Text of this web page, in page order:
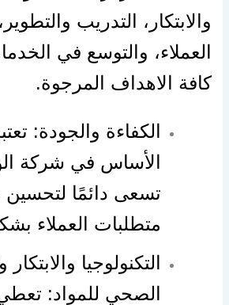
والابتكار، التدريب
العملاء، والتوسع في
كافة الاهداف المرجوة.
الكفاءة والجودة:
الأساس في شركة
تسعى دائمًا لتحسين
متطلبات العملاء
التكنولوجيا
الصحي للمواد: